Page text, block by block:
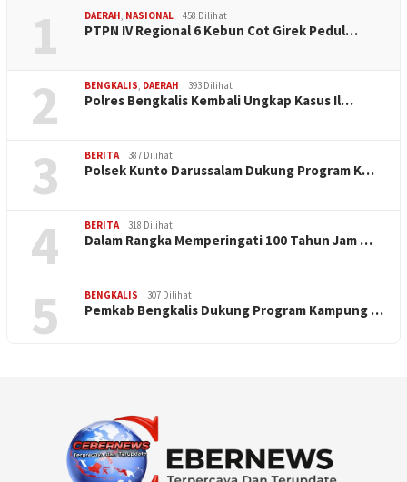
1 DAERAH, NASIONAL 458 Dilihat
PTPN IV Regional 6 Kebun Cot Girek Pedul…
2 BENGKALIS, DAERAH 393 Dilihat
Polres Bengkalis Kembali Ungkap Kasus Il…
3 BERITA 387 Dilihat
Polsek Kunto Darussalam Dukung Program K…
4 BERITA 318 Dilihat
Dalam Rangka Memperingati 100 Tahun Jam …
5 BENGKALIS 307 Dilihat
Pemkab Bengkalis Dukung Program Kampung …